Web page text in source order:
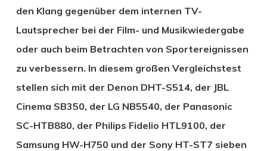
den Klang gegenüber dem internen TV-
Lautsprecher bei der Film- und Musikwiedergabe
oder auch beim Betrachten von Sportereignissen
zu verbessern. In diesem großen Vergleichstest
stellen sich mit der Denon DHT-S514, der JBL
Cinema SB350, der LG NB5540, der Panasonic
SC-HTB880, der Philips Fidelio HTL9100, der
Samsung HW-H750 und der Sony HT-ST7 sieben